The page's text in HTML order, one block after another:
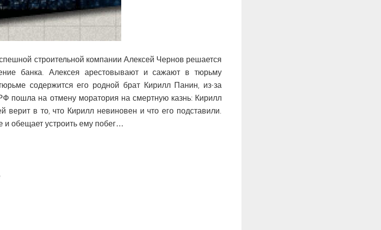
строительной компании Алексей Чернов решается
банка. Алексея арестовывают и сажают в тюрьму
содержится его родной брат Кирилл Панин, из-за
пошла на отмену моратория на смертную казнь: Кирилл
верит в то, что Кирилл невиновен и что его подставили.
и обещает устроить ему побег…